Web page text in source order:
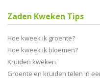
Zaden Kweken Tips
Hoe kweek ik groente?
Hoe kweek ik bloemen?
Kruiden kweken
Groente en kruiden telen in